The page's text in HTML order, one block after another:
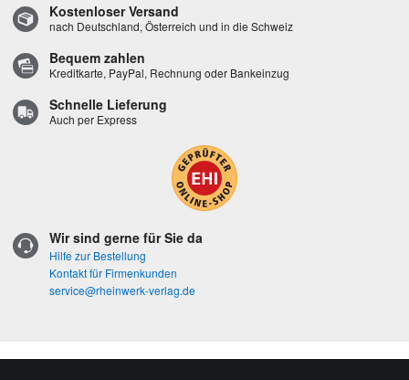
Kostenloser Versand
nach Deutschland, Österreich und in die Schweiz
Bequem zahlen
Kreditkarte, PayPal, Rechnung oder Bankeinzug
Schnelle Lieferung
Auch per Express
Wir sind gerne für Sie da
Hilfe zur Bestellung
Kontakt für Firmenkunden
service@rheinwerk-verlag.de